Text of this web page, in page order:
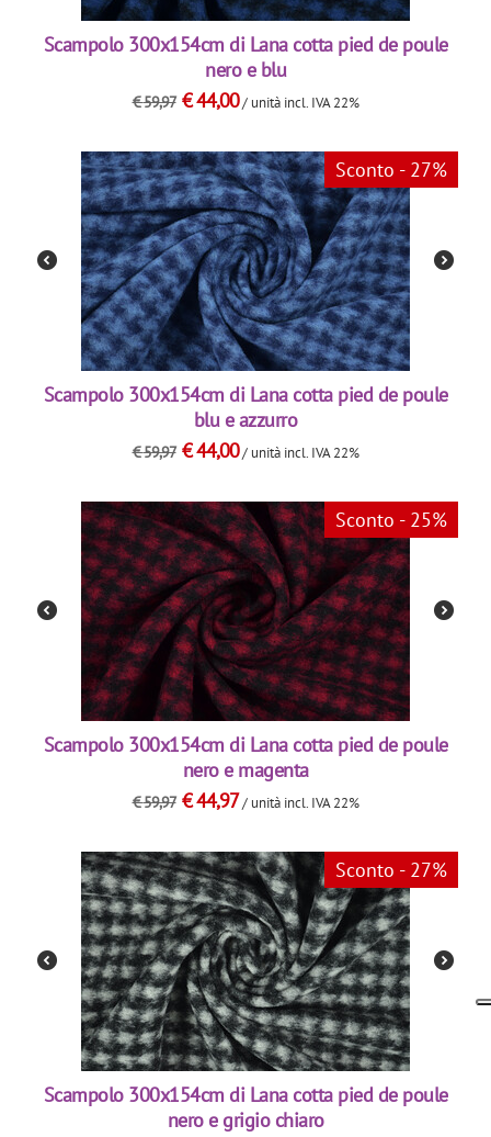
Scampolo 300x154cm di Lana cotta pied de poule
nero e blu
€59,97 €44,00 / unità incl. IVA 22%
Sconto - 27%
Scampolo 300x154cm di Lana cotta pied de poule
blu e azzurro
€59,97 €44,00 / unità incl. IVA 22%
Sconto - 25%
Scampolo 300x154cm di Lana cotta pied de poule
nero e magenta
€59,97 €44,97 / unità incl. IVA 22%
Sconto - 27%
Scampolo 300x154cm di Lana cotta pied de poule
nero e grigio chiaro